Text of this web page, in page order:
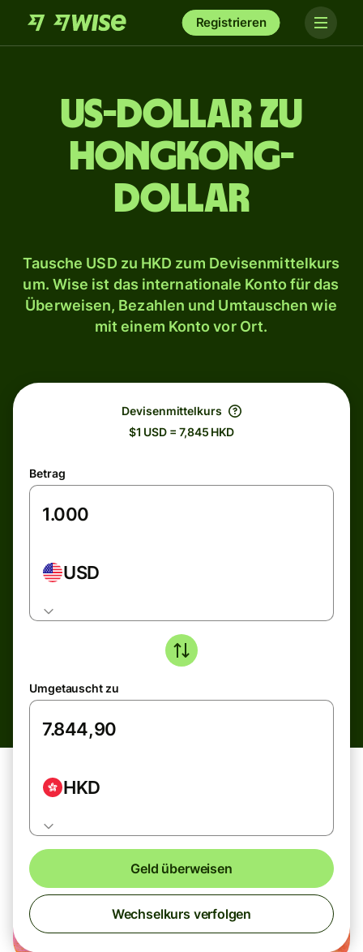
Registrieren
US-Dollar zu
Hongkong-
Dollar
Tausche USD zu HKD zum Devisenmittelkurs
um. Wise ist das internationale Konto für das
Überweisen, Bezahlen und Umtauschen wie
mit einem Konto vor Ort.
Devisenmittelkurs
$1 USD = 7,845 HKD
Betrag
USD
Umgetauscht zu
HKD
Geld überweisen
Wechselkurs verfolgen